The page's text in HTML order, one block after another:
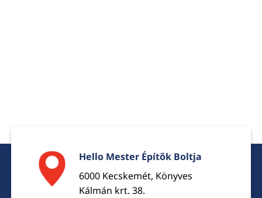
Hello Mester Építők Boltja
6000 Kecskemét, Könyves
Kálmán krt. 38.